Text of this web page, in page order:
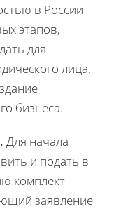
в России
этапов,
для
лица.
бизнеса.
Для начала
и подать в
комплект
заявление